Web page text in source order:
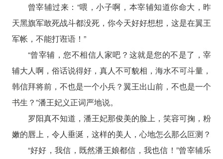
曾宰辅过来：“喂，小子啊，本宰辅知道你命大，昨
天黑旗军敢死战斗都没死，你今天好好想想，这是在翼王
军帐，不能打诳语！”
“曾宰辅，您不相信人家吧？这就是您的不是了，宰
辅大人啊，俗话说得好，真人不可貌相，海水不可斗量，
韩信拜将前，不也是一个小兵？翼王出山前，不也是一个
书生？”潘王妃义正词严地说。
罗阳真不知道，潘王妃那俊美的脸上，笑容可掬，粉
嫩的唇上，令人垂涎，这样的美人，心地怎么那么叵测？
“好好，我信，既然潘王娘都信，我也信！”曾宰辅乐